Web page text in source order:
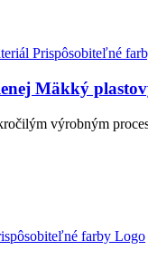
Mäkký
výrobným